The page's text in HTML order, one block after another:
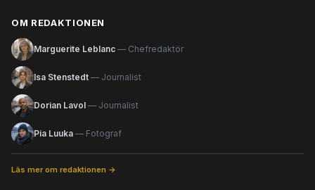
OM REDAKTIONEN
Marguerite Leblanc — Chefredaktör
Isa Stenstedt — Journalist
Dorian Lavol — Journalist
Pia Luuka — Fotograf
Läs mer om redaktionen →